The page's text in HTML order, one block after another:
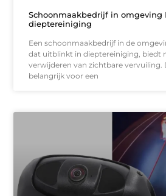
Schoonmaakbedrijf in omgeving
dieptereiniging
Een schoonmaakbedrijf in de
dat uitblinkt in dieptereiniging, biedt
verwijderen van zichtbare vervuiling.
belangrijk voor een